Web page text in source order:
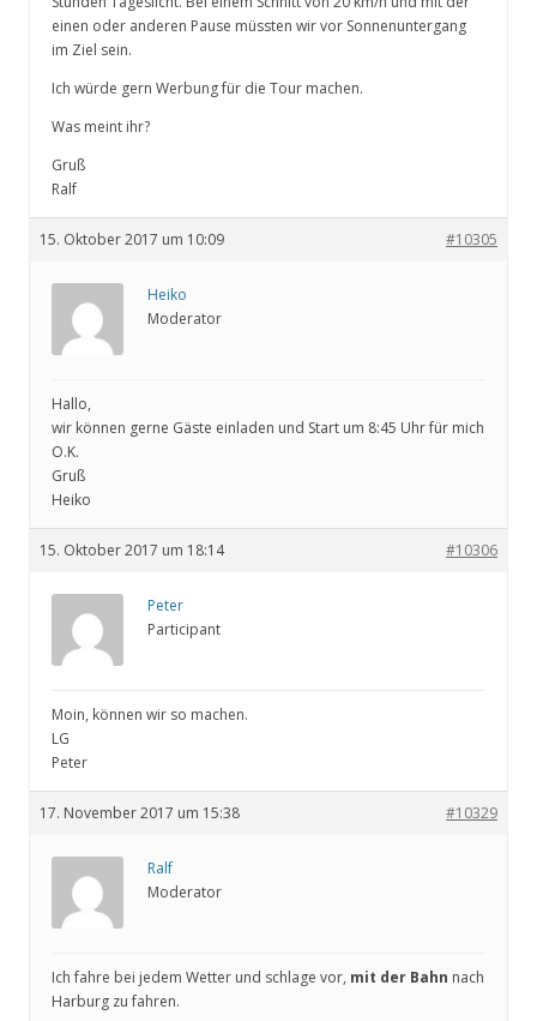
einen oder anderen Pause müssten wir vor Sonnenuntergang
im Ziel sein.
Ich würde gern Werbung für die Tour machen.
Was meint ihr?
Gruß
Ralf
15. Oktober 2017 um 10:09 #10305
Heiko
Moderator
Hallo,
wir können gerne Gäste einladen und Start um 8:45 Uhr für mich
O.K.
Gruß
Heiko
15. Oktober 2017 um 18:14 #10306
Peter
Participant
Moin, können wir so machen.
LG
Peter
17. November 2017 um 15:38 #10329
Ralf
Moderator
Ich fahre bei jedem Wetter und schlage vor, mit der Bahn nach
Harburg zu fahren.